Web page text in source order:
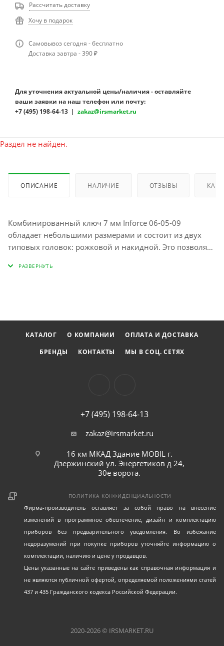
Рассчитать доставку
Хочу в подарок
Самовывоз сегодня - бесплатно
Доставка завтра - 390 ₽
Для уточнения актуальной цены/наличия - оставляйте
ваши заявки на наш телефон или почту:
+7 (495) 198-64-13 | zakaz@irsmarket.ru
Раздел не найден.
ОПИСАНИЕ НАЛИЧИЕ ОТЗЫВЫ КАК
Комбинированный ключ 7 мм Inforce 06-05-09
обладает небольшими размерами и состоит из двух
типовых головок: рожковой и накидной. Это позволяет
том числе и для сложного крепежа или болтов из
КАТАЛОГ О КОМПАНИИ
ОПЛАТА И ДОСТАВКА
БРЕНДЫ
КОНТАКТЫ МЫ В СОЦ. СЕТЯХ
+7 (495) 198-64-13
zakaz@irsmarket.ru
16 км МКАД Здание MOBIL г.
Дзержинский ул. Энергетиков д 24,
30е ворота.
ПОЛИТИКА КОНФИДЕНЦИАЛЬНОСТИ
Фирма-производитель оставляет за собой право на внесение
изменений в программное обеспечение, дизайн и комплектацию
приборов без предварительного уведомления. Во избежание
недоразумений при покупке приборов уточняйте информацию о
комплектации, наличию и цене у продавцов.
Цены указанные на сайте приведены как справочная информация и
не являются публичной офертой, определяемой положениями статей
437 и 435 Гражданского кодекса Российской Федерации.
2020-2026 © IRSMARKET.RU